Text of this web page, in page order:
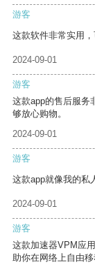
游客
这款软件非常实用，
2024-09-01
游客
这款app的售后服务
够放心购物。
2024-09-01
游客
这款app就像我的私
2024-09-01
游客
这款加速器VPM应
助你在网络上自由移